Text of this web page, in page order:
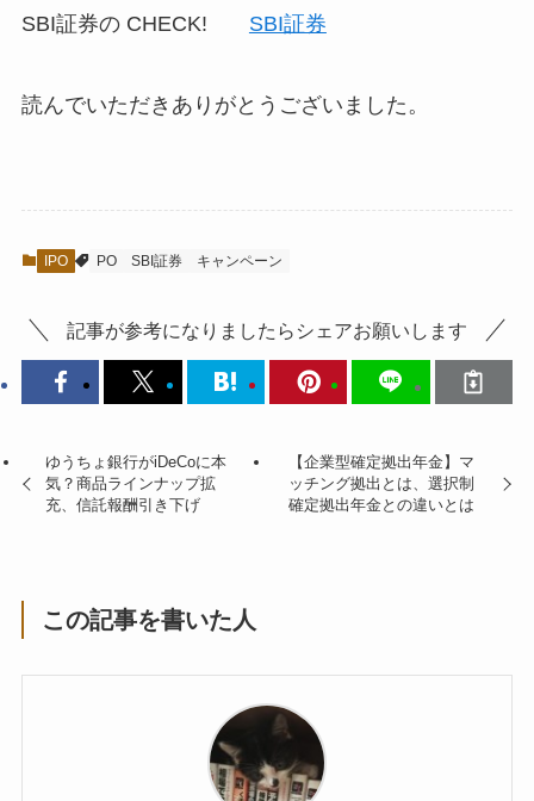
SBI証券のCHECK! SBI証券
読んでいただきありがとうございました。
IPO PO SBI証券 キャンペーン
記事が参考になりましたらシェアお願いします
ゆうちょ銀行がiDeCoに本
気？商品ラインナップ拡
充、信託報酬引き下げ
【企業型確定拠出年金】マ
ッチング拠出とは、選択制
確定拠出年金との違いとは
この記事を書いた人